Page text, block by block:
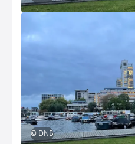
© DNB